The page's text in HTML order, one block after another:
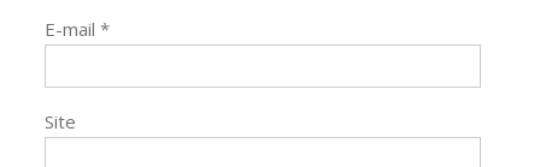
E-mail*
Site